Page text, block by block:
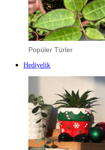
Popüler Türler
Hediyelik